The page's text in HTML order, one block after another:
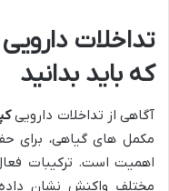
تداخلات
که باید بدانید
آگاهی از تداخلات دارویی
مکمل های گیاهی، برای
اهمیت است. ترکیبات
مختلف واکنش نشان